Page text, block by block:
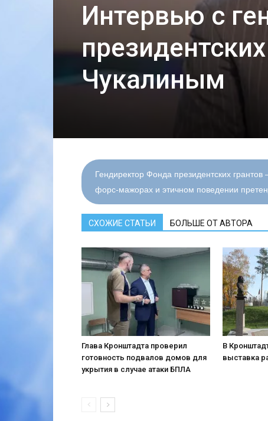
Интервью с
Чукалиным
Гендиректор Фонда президентских
форс-мажорах и этичном поведении
СХОЖИЕ СТАТЬИ БОЛЬШЕ ОТ АВТОРА
Глава Кронштадта проверил
готовность подвалов домов для
укрытия в случае атаки БПЛА
В
выставка